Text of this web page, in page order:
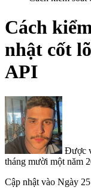
Cách
nhật cốt
API
Được
tháng mười một năm
Cập nhật vào Ngày